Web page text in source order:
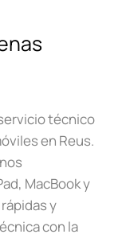
técnico
en Reus.
MacBook y
y
con la